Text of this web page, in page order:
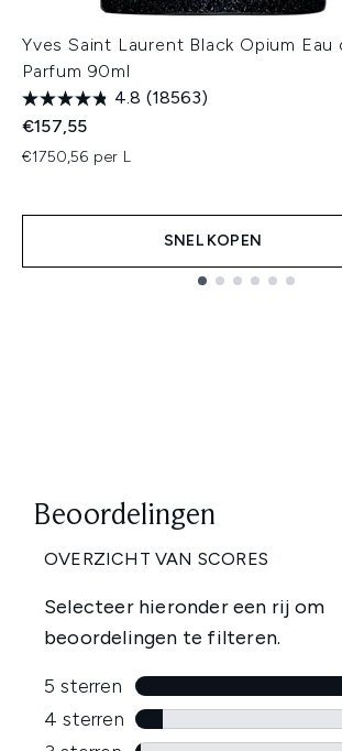
Yves Saint Laurent Black Opium Eau
Parfum 90ml
4.8 (18563)
€157,55
€1750,56 per L
SNEL KOPEN